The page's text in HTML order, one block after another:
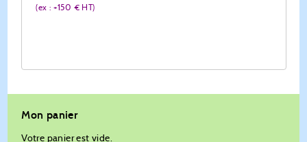
(ex : +150 € HT)
Mon panier
Votre panier est vide.